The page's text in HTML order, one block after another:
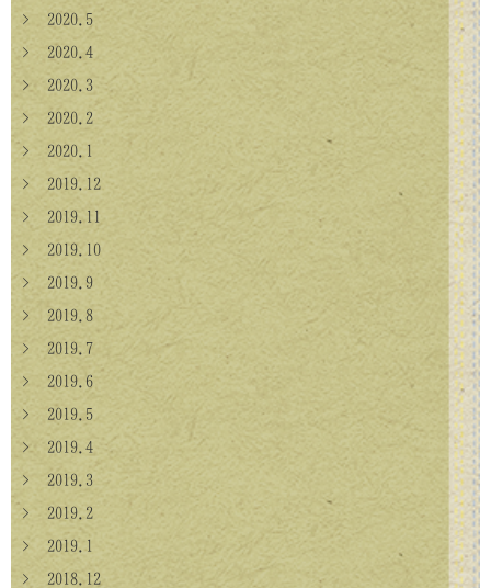
> 2020.5
> 2020.4
> 2020.3
> 2020.2
> 2020.1
> 2019.12
> 2019.11
> 2019.10
> 2019.9
> 2019.8
> 2019.7
> 2019.6
> 2019.5
> 2019.4
> 2019.3
> 2019.2
> 2019.1
> 2018.12